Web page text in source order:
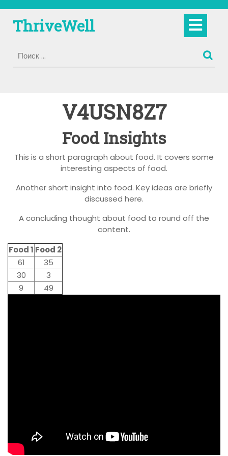
содержимому
ThriveWell
V4USN8Z7
Food Insights
This is a short paragraph about food. It covers some
interesting aspects of food.
Another short insight into food. Key ideas are briefly
discussed here.
A concluding thought about food to round off the
content.
Food 1 Food 2
61
35
30
3
9
49